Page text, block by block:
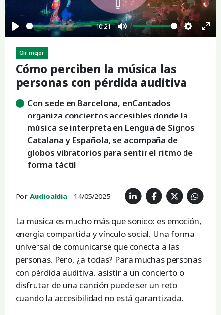
Play
10:21
Mute Settings
Oír mejor
Cómo perciben la música las
personas con pérdida auditiva
Con sede en Barcelona, enCantados
organiza conciertos accesibles donde la
música se interpreta en Lengua de Signos
Catalana y Española, se acompaña de
globos vibratorios para sentir el ritmo de
forma táctil
PorAudioaldia - 14/05/2025
La música es mucho más que sonido: es emoción,
energía compartida y vínculo social. Una forma
universal de comunicarse que conecta a las
personas. Pero, ¿a todas? Para muchas personas
con pérdida auditiva, asistir a un concierto o
disfrutar de una canción puede ser un reto
cuando la accesibilidad no está garantizada.